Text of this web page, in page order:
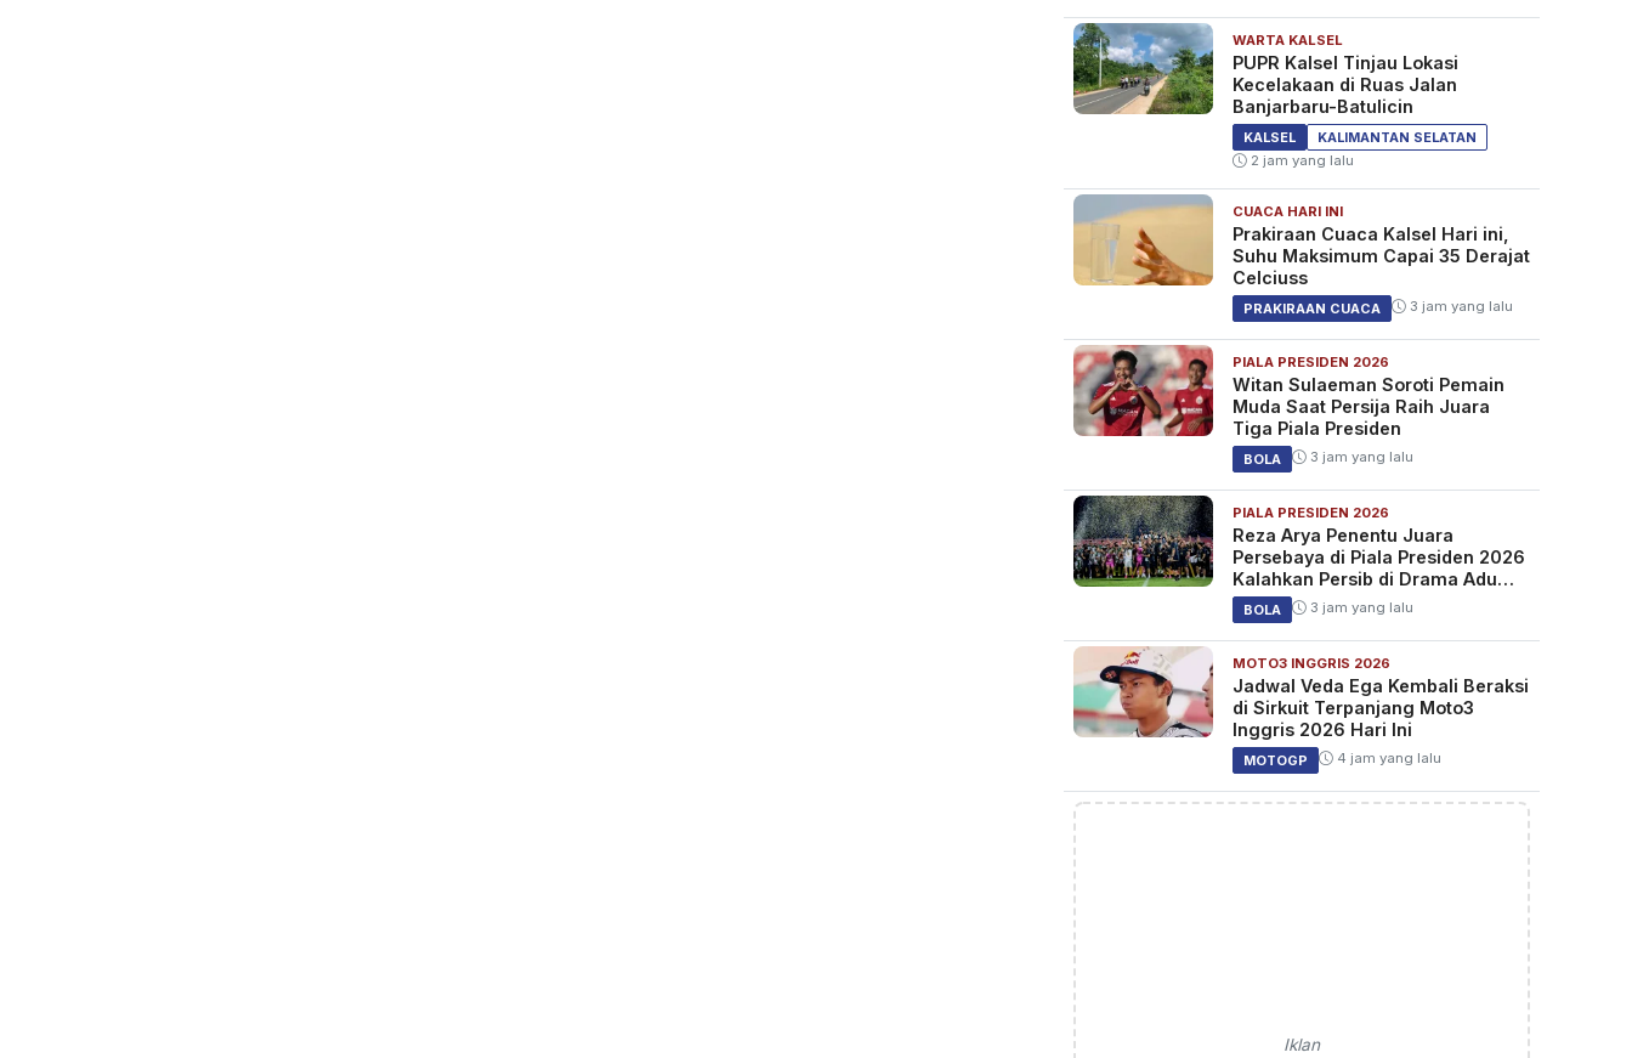
WARTA KALSEL
PUPR Kalsel Tinjau Lokasi
Kecelakaan di Ruas Jalan
Banjarbaru-Batulicin
KALSEL
KALIMANTAN SELATAN
2 jam yang lalu
CUACA HARI INI
Prakiraan Cuaca Kalsel Hari ini,
Suhu Maksimum Capai 35 Derajat
Celciuss
PRAKIRAAN CUACA 3 jam yang lalu
PIALA PRESIDEN 2026
Witan Sulaeman Soroti Pemain
Muda Saat Persija Raih Juara
Tiga Piala Presiden
BOLA 3 jam yang lalu
PIALA PRESIDEN 2026
Reza Arya Penentu Juara
Persebaya di Piala Presiden 2026
Kalahkan Persib di Drama Adu
Penalti
BOLA 3 jam yang lalu
MOTO3 INGGRIS 2026
Jadwal Veda Ega Kembali Beraksi
di Sirkuit Terpanjang Moto3
Inggris 2026 Hari Ini
MOTOGP 4 jam yang lalu
Iklan